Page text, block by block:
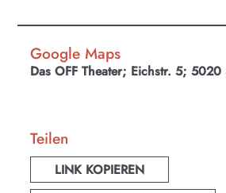
Google Maps
Das OFF Theater; Eichstr. 5; 5020
Teilen
LINK KOPIEREN